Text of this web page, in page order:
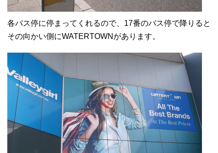
各バス停に停まってくれるので、17番のバス停で降りると
その向かい側にWATERTOWNがあります。